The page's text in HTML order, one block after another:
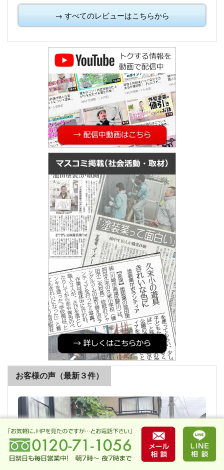
→ すべてのレビューはこちらから
お客様の声（最新３件）